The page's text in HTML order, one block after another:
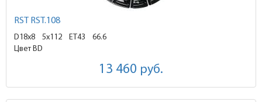
RST RST.108
D18x8 5x112 ET43
66.6
Цвет BD
13 460 руб.